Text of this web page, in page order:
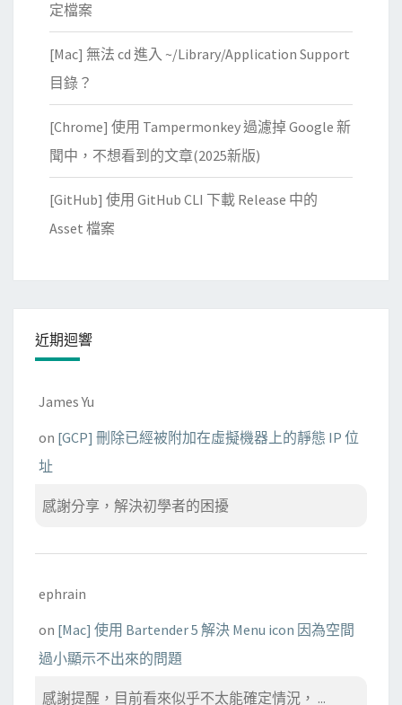
定檔案
[Mac] 無法 cd 進入 ~/Library/Application Support
目錄？
[Chrome] 使用 Tampermonkey 過濾掉 Google 新
聞中，不想看到的文章(2025新版)
[GitHub] 使用 GitHub CLI 下載 Release 中的
Asset 檔案
近期迴響
James Yu
on [GCP] 刪除已經被附加在虛擬機器上的靜態 IP 位
址
感謝分享，解決初學者的困擾
ephrain
on [Mac] 使用 Bartender 5 解決 Menu icon 因為空間
過小顯示不出來的問題
感謝提醒，目前看來似乎不太能確定情況， ...